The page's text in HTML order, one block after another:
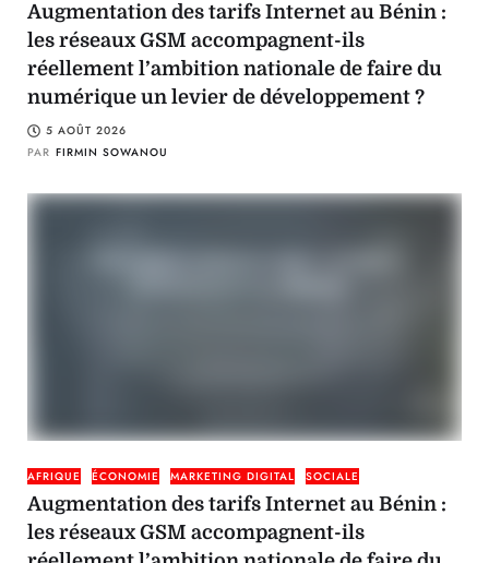
Augmentation des tarifs Internet au Bénin :
les réseaux GSM accompagnent-ils
réellement l’ambition nationale de faire du
numérique un levier de développement ?
5 AOÛT 2026
PAR FIRMIN SOWANOU
AFRIQUE ÉCONOMIE MARKETING DIGITAL SOCIALE
Augmentation des tarifs Internet au Bénin :
les réseaux GSM accompagnent-ils